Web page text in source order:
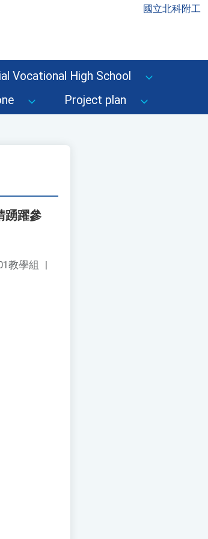
國立北科附工
Vocational High School
Project plan
踴躍參
教學組 |